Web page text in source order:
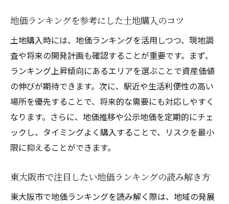
地価ランキングを参考にした土地購入のコツ
土地購入時には、地価ランキングを活用しつつ、現地調
査や将来の開発計画も確認することが重要です。まず、
ランキング上昇傾向にあるエリアを選ぶことで資産価値
の伸びが期待できます。次に、駅近や生活利便性の高い
場所を優先することで、将来的な需要にも対応しやすく
なります。さらに、地価推移や公示地価を定期的にチェ
ックし、タイミングよく購入することで、リスクを最小
限に抑えることができます。
東大阪市で注目したい地価ランキングの読み解き方
東大阪市で地価ランキングを読み解く際は、地域の発展